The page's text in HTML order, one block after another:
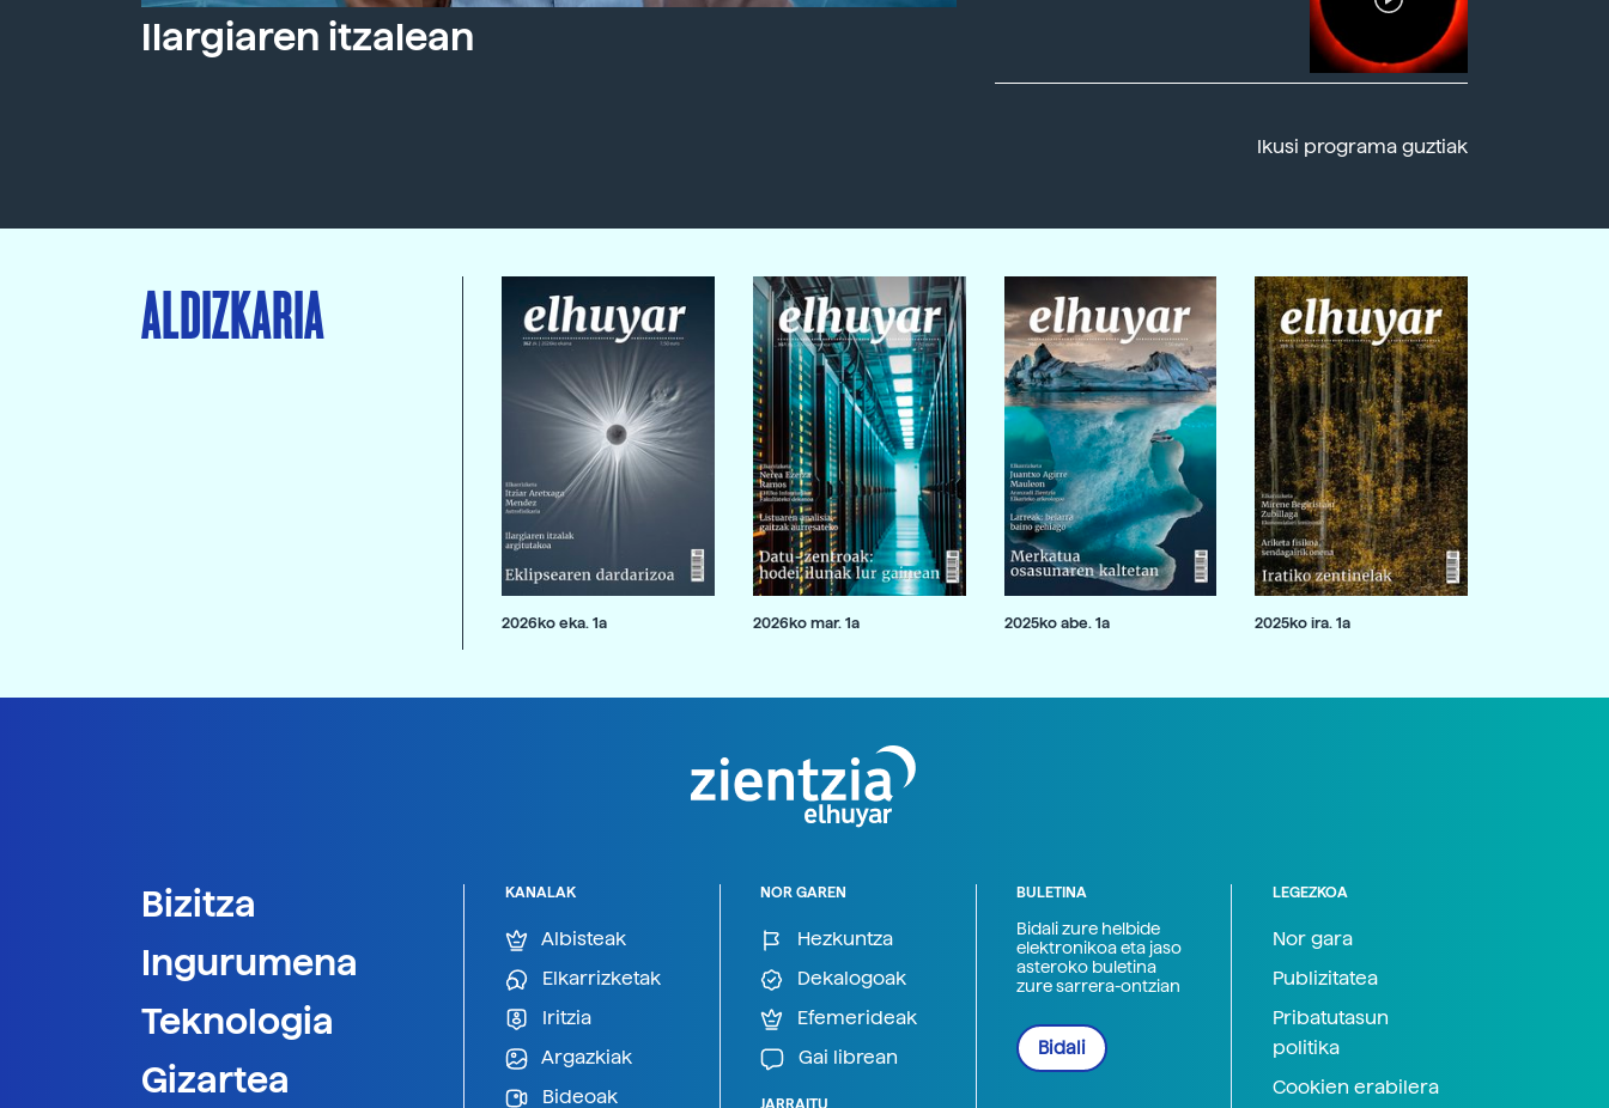
Ilargiaren itzalean
Ikusi programa guztiak
ALDIZKARIA
2026ko eka. 1a 2026ko mar. 1a 2025ko abe. 1a 2025ko ira. 1a
Bizitza
Ingurumena
Teknologia
Gizartea
KANALAK
Albisteak
Elkarrizketak
Iritzia
Argazkiak
Bideoak
NOR GAREN
Hezkuntza
Dekalogoak
Efemerideak
Gai librean
JARRAITU
BULETINA
Bidali zure helbide
elektronikoa eta jaso
asteroko buletina
zure sarrera-ontzian
Bidali
LEGEZKOA
Nor gara
Publizitatea
Pribatutasun
politika
Cookien erabilera